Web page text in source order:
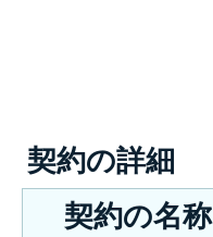
契約の詳細
契約の名称